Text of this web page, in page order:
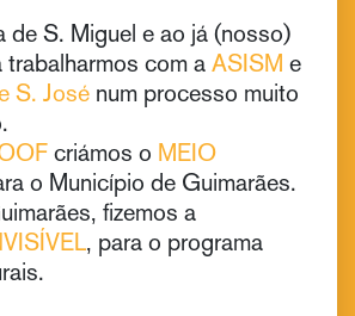
de S. Miguel e ao já (nosso)
trabalharmos com a ASISM e
S. José num processo muito
criámos o MEIO
o Município de Guimarães.
fizemos a
, para o programa